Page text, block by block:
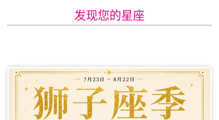
发现您的星座